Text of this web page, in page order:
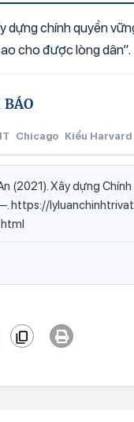
dựng chính quyền
cho được lòng dân”.
Chicago Kiểu Harvard
(2021). Xây dựng
https://